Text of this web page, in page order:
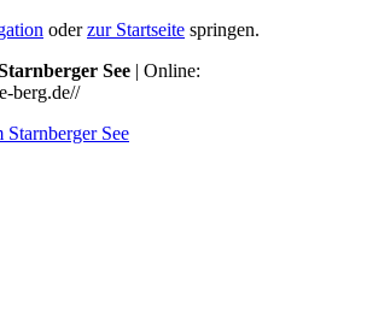
oderzur Startseite springen.
See | Online:
berg.de//